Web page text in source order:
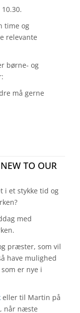
time og
relevante
børne- og
må gerne
TO OUR
i et stykke tid og
med
præster, som vil
have mulighed
er nye i
eller til Martin på
når næste